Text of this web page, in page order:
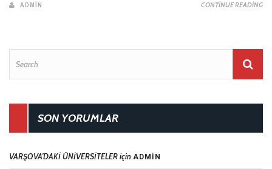
ADMIN CONTINUE READING
SON YORUMLAR
VARŞOVA’DAKİ ÜNİVERSİTELERiçin ADMIN